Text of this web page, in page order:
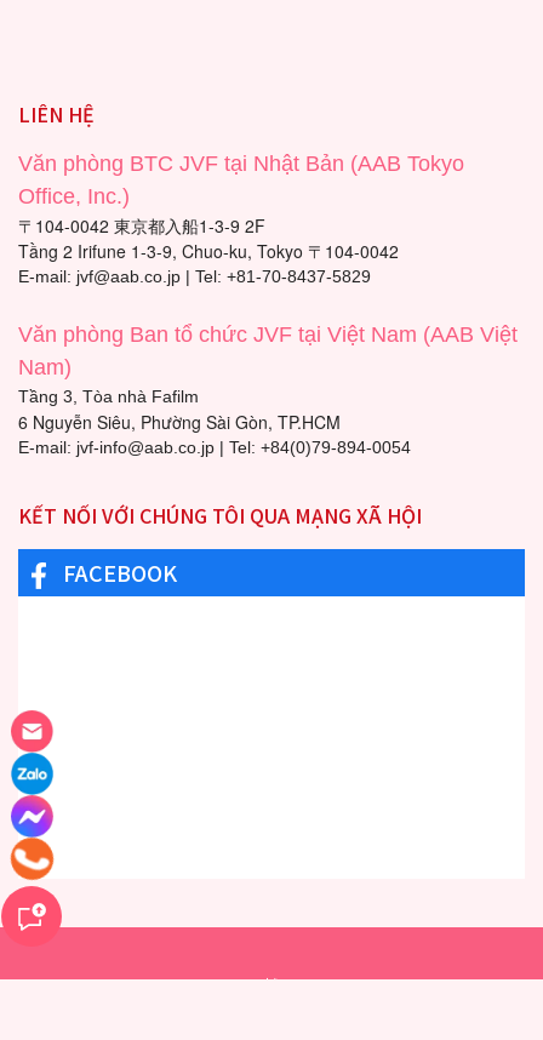
LIÊN HỆ
Văn phòng BTC JVF tại Nhật Bản (AAB Tokyo
Office, Inc.)
〒104-0042 東京都入船1-3-9 2F
Tầng 2 Irifune 1-3-9, Chuo-ku, Tokyo 〒104-0042
E-mail: jvf@aab.co.jp | Tel: +81-70-8437-5829
Văn phòng Ban tổ chức JVF tại Việt Nam (AAB Việt
Nam)
Tầng 3, Tòa nhà Fafilm
6 Nguyễn Siêu, Phường Sài Gòn, TP.HCM
E-mail: jvf-info@aab.co.jp | Tel: +84(0)79-894-0054
KẾT NỐI VỚI CHÚNG TÔI QUA MẠNG XÃ HỘI
FACEBOOK